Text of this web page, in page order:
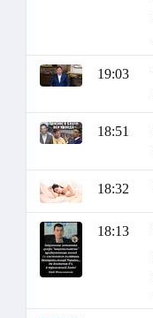
19:03
18:51
18:32
18:13